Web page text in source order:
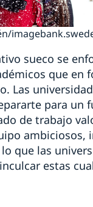
sueco se
que en
Las
para un
de trabajo
ambiciosos,
que las
estas